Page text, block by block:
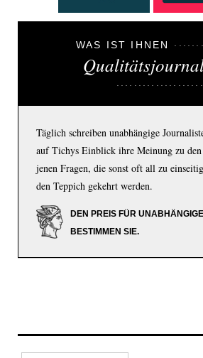
WAS IST IHNEN
Täglich schreiben unabhängige
auf Tichys Einblick ihre Meinung zu
jenen Fragen, die sonst oft all zu
den Teppich gekehrt werden.
DEN PREIS FÜR
BESTIMMEN SIE.